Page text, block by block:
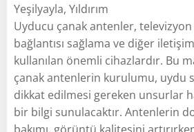
Yeşilyayla, Yıldırım
Uyducu çanak antenler,
bağlantısı sağlama ve diğer
kullanılan önemli cihazlardır. Bu
çanak antenlerin kurulumu, uydu
dikkat edilmesi gereken unsurlar
bir bilgi sunulacaktır. Antenlerin